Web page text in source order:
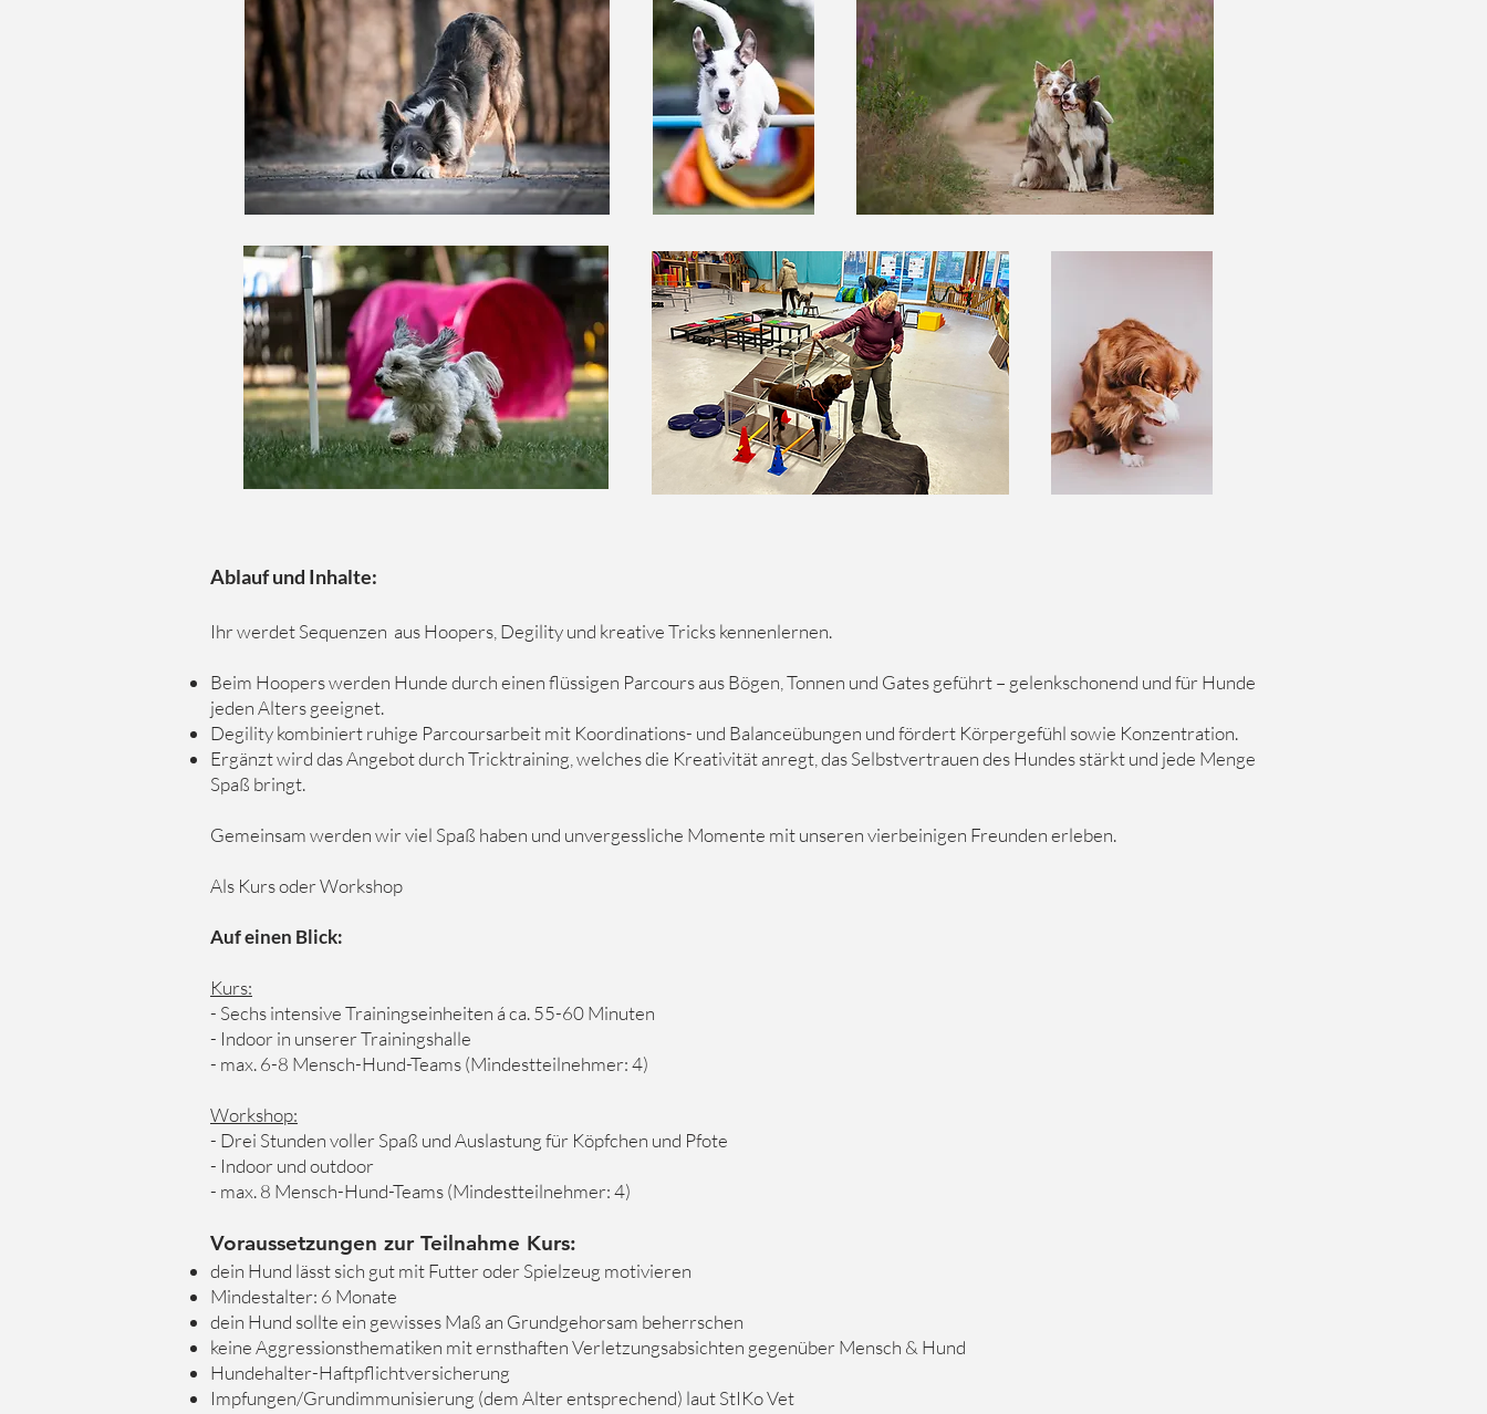
Ablauf und Inhalte:
Ihr werdet Sequenzen aus Hoopers, Degility und kreative Tricks kennenlernen.
Beim Hoopers werden Hunde durch einen flüssigen Parcours aus Bögen, Tonnen und Gates geführt – gelenkschonend und für Hunde
jeden Alters geeignet.
Degility kombiniert ruhige Parcoursarbeit mit Koordinations- und Balanceübungen und fördert Körpergefühl sowie Konzentration.
Ergänzt wird das Angebot durch Tricktraining, welches die Kreativität anregt, das Selbstvertrauen des Hundes stärkt und jede Menge
Spaß bringt.
Gemeinsam werden wir viel Spaß haben und unvergessliche Momente mit unseren vierbeinigen Freunden erleben.
Als Kurs oder Workshop
Auf einen Blick:
Kurs:
- Sechs intensive Trainingseinheiten á ca. 55-60 Minuten
- Indoor in unserer Trainingshalle
- max. 6-8 Mensch-Hund-Teams (Mindestteilnehmer: 4)
Workshop:
- Drei Stunden voller Spaß und Auslastung für Köpfchen und Pfote
- Indoor und outdoor
- max. 8 Mensch-Hund-Teams (Mindestteilnehmer: 4)
Voraussetzungen zur Teilnahme Kurs:
dein Hund lässt sich gut mit Futter oder Spielzeug motivieren
Mindestalter: 6 Monate
dein Hund sollte ein gewisses Maß an Grundgehorsam beherrschen
keine Aggressionsthematiken mit ernsthaften Verletzungsabsichten gegenüber Mensch & Hund
Hundehalter-Haftpflichtversicherung
Impfungen/Grundimmunisierung (dem Alter entsprechend) laut StIKo Vet